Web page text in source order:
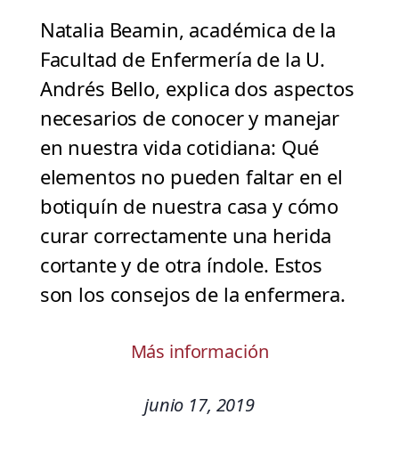
Natalia Beamin, académica de la
Facultad de Enfermería de la U.
Andrés Bello, explica dos aspectos
necesarios de conocer y manejar
en nuestra vida cotidiana: Qué
elementos no pueden faltar en el
botiquín de nuestra casa y cómo
curar correctamente una herida
cortante y de otra índole. Estos
son los consejos de la enfermera.
Más información
junio 17, 2019